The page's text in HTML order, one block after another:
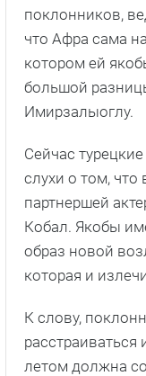
поклонников,
что Афра сама
котором ей
большой
Имирзалыоглу.
Сейчас
слухи о том, что
партнершей
Кобал. Якобы
образ новой
которая и
К слову,
расстраиваться
летом должна